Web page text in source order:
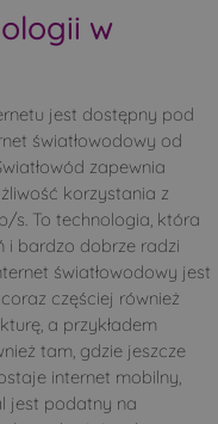
w
jest dostępny pod
światłowodowy od
zapewnia
korzystania z
s. To technologia, która
i bardzo dobrze radzi
światłowodowy jest
częściej również
a przykładem
tam, gdzie jeszcze
internet mobilny,
jest podatny na